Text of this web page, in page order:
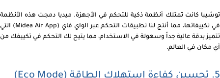
توشيبا كانت تمتلك أنظمة ذكية للتحكم في الأجهزة. ميديا دمجت هذه الأنظمة
في تكييفاتها، مما أنتج لنا تطبيقات التحكم عبر الواي فاي (Midea Air App) التي
تتميز بدقة عالية جداً وسهولة في الاستخدام، مما يتيح لك التحكم في تكييفك من
أي مكان في العالم.